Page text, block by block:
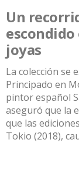
Un
joyas
La colección se
Principado en
pintor español
aseguró que la
que las
Tokio (2018),